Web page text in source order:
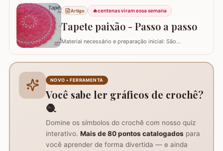
acabamento remete imediatamente ao formato de
natal :)…
Artigo 🔥centenas viram essa semana
Tapete paixão - Passo a passo
Material necessário e preparação inicial: São
do trabalho e formação do centro do tapete: Comece
com um anel mágico ou uma argola de 10…
NOVO • FERRAMENTA
Você sabe ler gráficos de crochê?
🧶
Domine os símbolos do crochê com nosso quiz
interativo. Mais de 80 pontos catalogados para
você aprender de forma divertida — e ainda